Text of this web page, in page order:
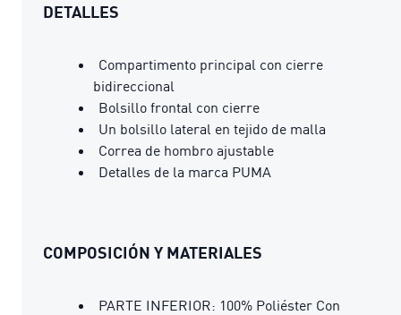
DETALLES
Compartimento principal con cierre
bidireccional
Bolsillo frontal con cierre
Un bolsillo lateral en tejido de malla
Correa de hombro ajustable
Detalles de la marca PUMA
COMPOSICIÓN Y MATERIALES
PARTE INFERIOR: 100% Poliéster Con